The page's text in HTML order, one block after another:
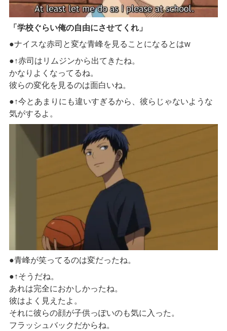
「学校ぐらい俺の自由にさせてくれ」
●ナイスな赤司と変な青峰を見ることになるとはw
●↑赤司はリムジンから出てきたね。
かなりよくなってるね。
彼らの変化を見るのは面白いね。
●↑今とあまりにも違いすぎるから、彼らじゃないような
気がするよ。
●青峰が笑ってるのは変だったね。
●↑そうだね。
あれは完全におかしかったね。
彼はよく見えたよ。
それに彼らの顔が子供っぽいのも気に入った。
フラッシュバックだからね。